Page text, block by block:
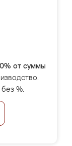
от суммы
%.